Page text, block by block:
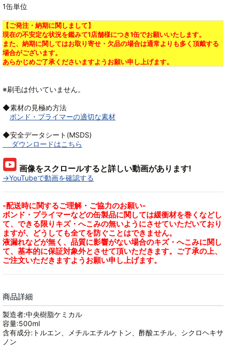
1缶単位
【ご発注・納期に関しまして】
現在の不安定な状況を鑑みて1店舗様につき1缶でお願いいたします。
また、納期に関してはお取り寄せ・欠品の場合は通常よりも多く頂戴する
場合がございます。
あらかじめご了承くださいますようお願い申し上げます。
※刷毛は付いていません。
◆素材の見極め方法
ボンド・プライマーの適切な素材
◆安全データシート(MSDS)
ダウンロードはこちら
画像をスクロールすると詳しい動画があります!
→YouTubeで動画を確認する
-配送時に関するご理解・ご協力のお願い-
ボンド・プライマーなどの缶製品に関しては緩衝材を巻くなどし
て、できる限りキズ・へこみの無いようにさせていただいており
ますが、どうしても全てを防ぐことはできません。
液漏れなどが無く、品質に影響がない場合のキズ・へこみに関し
て、基本的に保証対象外とさせて頂いただきます。ご了承の上、
ご注文いただきますようお願い申し上げます。
商品詳細
製造者:中央樹脂ケミカル
容量:500ml
含有成分:トルエン、メチルエチルケトン、酢酸エチル、シクロヘキサ
ノン